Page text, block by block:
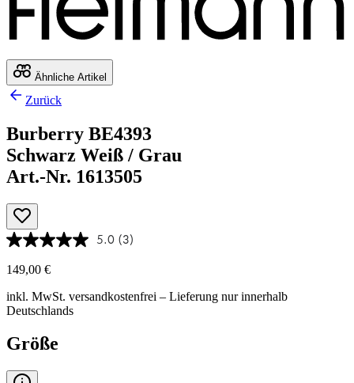
Ähnliche Artikel
Zurück
Burberry BE4393
Schwarz Weiß / Grau
Art.-Nr. 1613505
5.0 (3)
149,00 €
inkl. MwSt. versandkostenfrei – Lieferung nur innerhalb
Deutschlands
Größe